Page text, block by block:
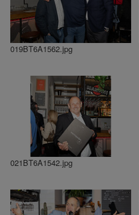
019BT6A1562.jpg
021BT6A1542.jpg